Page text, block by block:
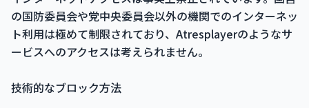
の国防委員会や党中央委員会以外の機関でのインターネッ
ト利用は極めて制限されており、Atresplayerのようなサ
ービスへのアクセスは考えられません。
技術的なブロック方法